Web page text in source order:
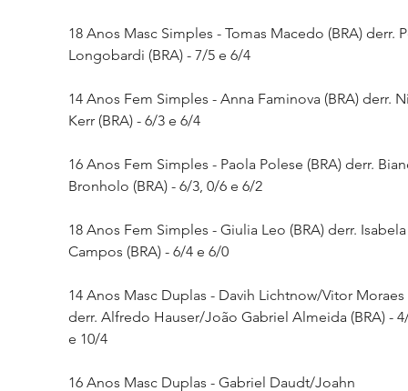
18 Anos Masc Simples - Tomas Macedo (BRA) derr.
Longobardi (BRA) - 7/5 e 6/4
14 Anos Fem Simples - Anna Faminova (BRA) derr.
Kerr (BRA) - 6/3 e 6/4
16 Anos Fem Simples - Paola Polese (BRA) derr.
Bronholo (BRA) - 6/3, 0/6 e 6/2
18 Anos Fem Simples - Giulia Leo (BRA) derr.
Campos (BRA) - 6/4 e 6/0
14 Anos Masc Duplas - Davih Lichtnow/Vitor Moraes
derr. Alfredo Hauser/João Gabriel Almeida (BRA) -
e 10/4
16 Anos Masc Duplas - Gabriel Daudt/Joahn